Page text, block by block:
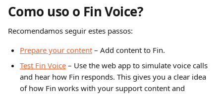
Como uso o Fin Voice?
Recomendamos seguir estes passos:
Prepare your content – Add content to Fin.
Test Fin Voice – Use the web app to simulate voice calls
and hear how Fin responds. This gives you a clear idea
of how Fin works with your support content and